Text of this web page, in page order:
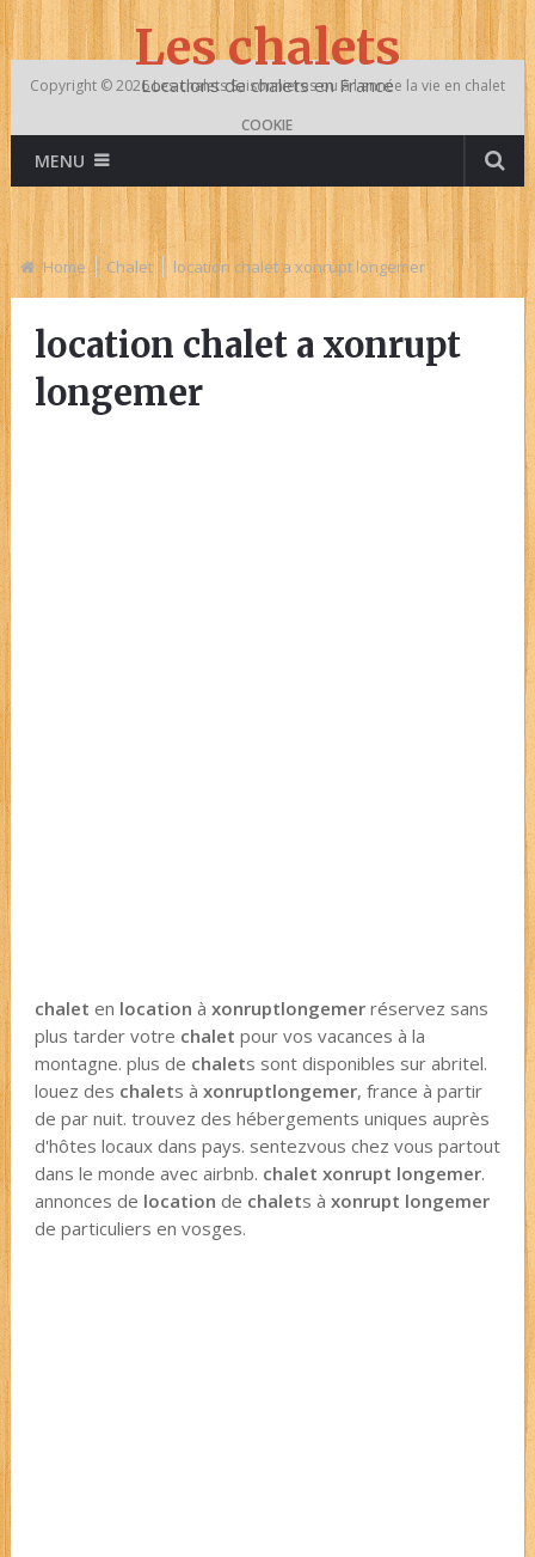
Les chalets
Locations de chalets en France
MENU
Home Chalet location chalet a xonrupt longemer
location chalet a xonrupt
longemer
chalet en location à xonruptlongemerréservez sans
plus tarder votre chalet pour vos vacances à la
montagne. plus de chalets sont disponibles sur abritel.
louez des chalets à xonruptlongemer, france à partir
de par nuit. trouvez des hébergements uniques auprès
d'hôtes locaux dans pays. sentezvous chez vous partout
dans le monde avec airbnb. chalet xonrupt longemer.
annonces de location de chalets à xonrupt longemer
de particuliers en vosges.
Copyright © 2026Les chaletsSaisonnieres ou à l année la vie en chalet
COOKIE